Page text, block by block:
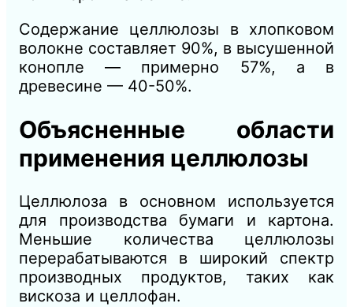
Содержание целлюлозы в хлопковом
волокне составляет 90%, в высушенной
конопле — примерно 57%, а в
древесине — 40-50%.
Объясненные области
применения целлюлозы
Целлюлоза в основном используется
для производства бумаги и картона.
Меньшие количества целлюлозы
перерабатываются в широкий спектр
производных продуктов, таких как
вискоза и целлофан.